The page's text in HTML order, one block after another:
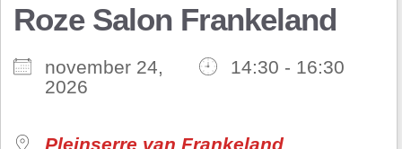
Roze Salon Frankeland
november 24,
2026
14:30 - 16:30
Pleinserre van Frankeland